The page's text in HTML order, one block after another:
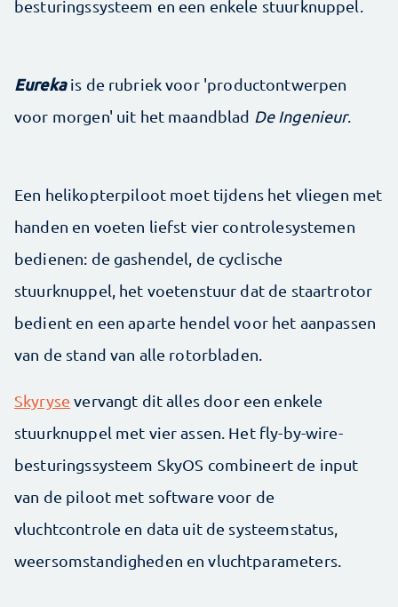
besturingssysteem en een enkele stuurknuppel.
Eureka is de rubriek voor 'productontwerpen
voor morgen' uit het maandblad De Ingenieur.
Een helikopterpiloot moet tijdens het vliegen met
handen en voeten liefst vier controle­systemen
bedienen: de gashendel, de cyclische
stuurknuppel, het voetenstuur dat de staartrotor
bedient en een aparte hendel voor het aanpassen
van de stand van alle rotor­bladen.
Skyryse vervangt dit alles door een enkele
stuurknuppel met vier assen. Het fly-by-wire-
besturingssysteem SkyOS combineert de input
van de piloot met software voor de
vluchtcontrole en data uit de systeem­status,
weersomstandigheden en vlucht­parameters.